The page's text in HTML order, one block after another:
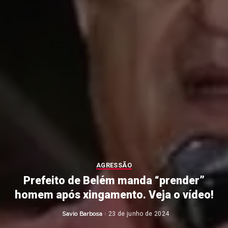
AGRESSÃO
Prefeito de Belém manda “prender”
homem após xingamento. Veja o vídeo!
Posted
Savio Barbosa 23 de junho de 2024